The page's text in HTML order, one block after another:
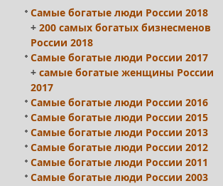
Самые богатые люди России 2018
+ 200 самых богатых бизнесменов
России 2018
Самые богатые люди России 2017
+ самые богатые женщины России
2017
Самые богатые люди России 2016
Самые богатые люди России 2015
Самые богатые люди России 2013
Самые богатые люди России 2012
Самые богатые люди России 2011
Самые богатые люди России 2003